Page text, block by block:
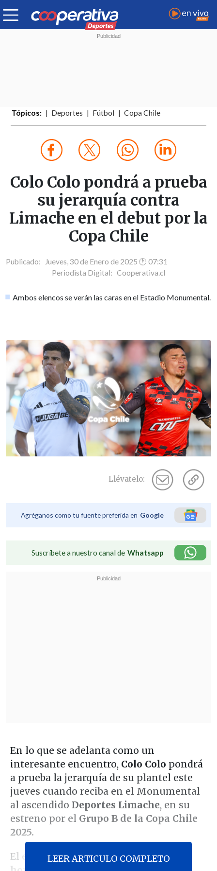
Tópicos: Deportes Fútbol Copa Chile
Colo Colo pondrá a prueba
su jerarquía contra
Limache en el debut por la
Copa Chile
Publicado: Jueves, 30 de Enero de 2025 🕐 07:31
Periodista Digital: Cooperativa.cl
Ambos elencos se verán las caras en el Estadio Monumental.
Llévatelo:
Agréganos como tu fuente preferida en Google
Suscríbete a nuestro canal de Whatsapp
En lo que se adelanta como un
interesante encuentro, Colo Colo pondrá
a prueba la jerarquía de su plantel este
jueves cuando reciba en el Monumental
al ascendido Deportes Limache, en su
estreno por el Grupo B de la Copa Chile
2025.
El encuentro programado a las20:00
LEER ARTICULO COMPLETO